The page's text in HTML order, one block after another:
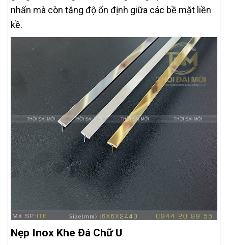
nhấn mà còn tăng độ ổn định giữa các bề mặt liền
kề.
Nẹp Inox Khe Đá Chữ U